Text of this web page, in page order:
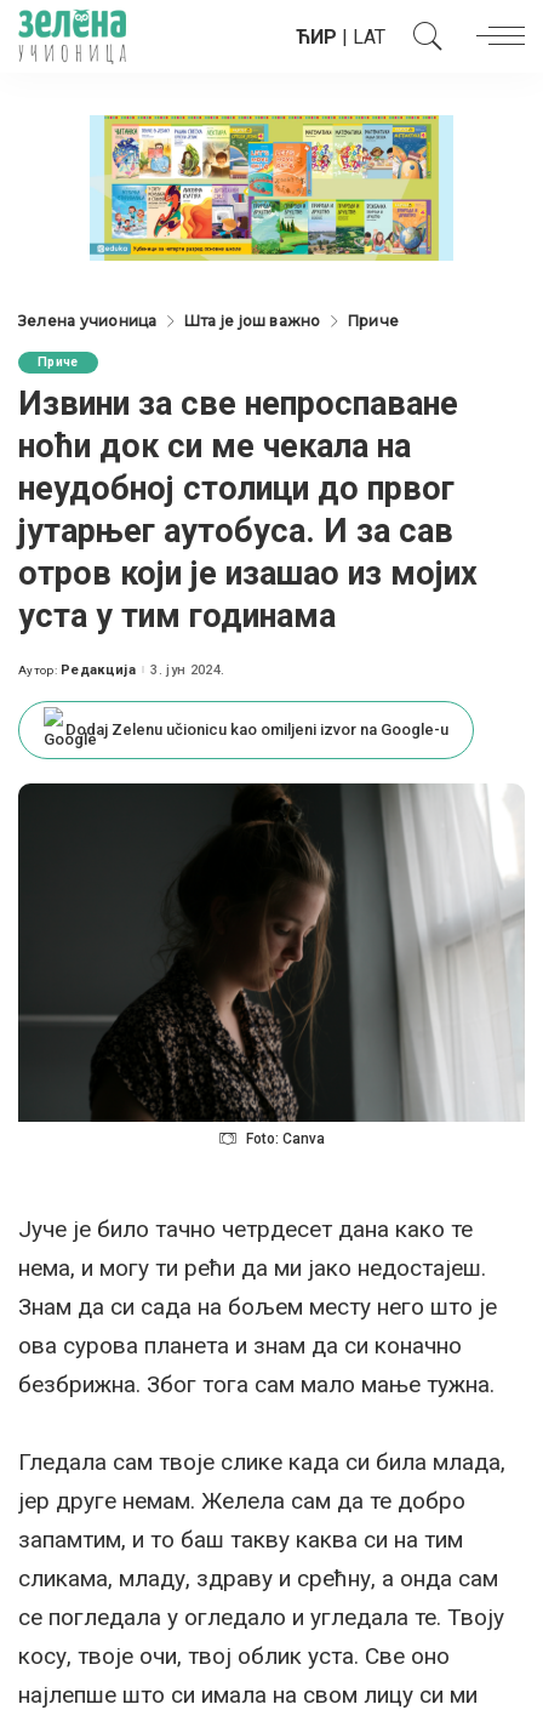
ЋИР | LAT
Зелена учионица Шта је још важно Приче
Приче
Извини за све непроспаване
ноћи док си ме чекала на
неудобној столици до првог
јутарњег аутобуса. И за сав
отров који је изашао из мојих
уста у тим годинама
Posted
Аутор: Редакција 3. јун 2024.
Dodaj Zelenu učionicu kao omiljeni izvor na Google-u
Foto: Canva
Јуче је било тачно четрдесет дана како те
нема, и могу ти рећи да ми јако недостајеш.
Знам да си сада на бољем месту него што је
ова сурова планета и знам да си коначно
безбрижна. Због тога сам мало мање тужна.
Гледала сам твоје слике када си била млада,
јер друге немам. Желела сам да те добро
запамтим, и то баш такву каква си на тим
сликама, младу, здраву и срећну, а онда сам
се погледала у огледало и угледала те. Твоју
косу, твоје очи, твој облик уста. Све оно
најлепше што си имала на свом лицу си ми